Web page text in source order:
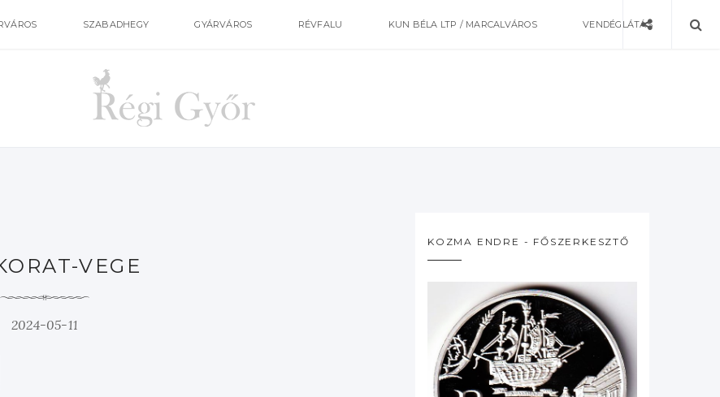
SZABADHEGY GYÁRVÁROS RÉVFALU KUN BÉLA LTP / MARCALVÁROS VENDÉGLÁTÁS
VEGE
2024-05-11
KOZMA ENDRE - FŐSZERKESZTŐ